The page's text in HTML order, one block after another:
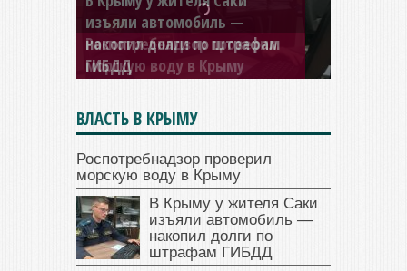
изъяли автомобиль —
накопил долги по штрафам
ГИБДД
ВЛАСТЬ В КРЫМУ
Роспотребнадзор проверил
морскую воду в Крыму
В Крыму у жителя Саки
изъяли автомобиль —
накопил долги по
штрафам ГИБДД